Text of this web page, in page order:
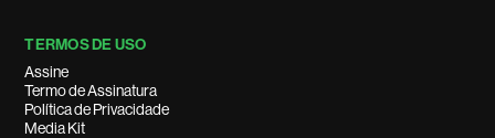
TERMOS DE USO
Assine
Termo de Assinatura
Política de Privacidade
Media Kit